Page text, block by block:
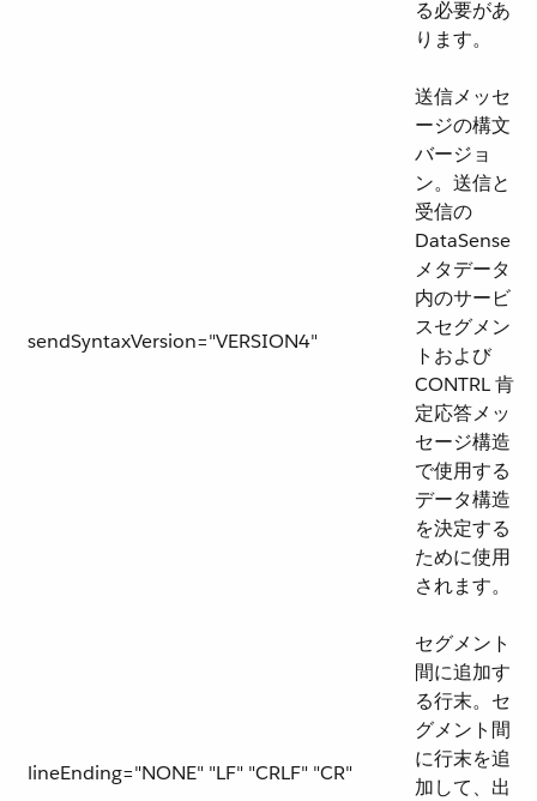
る必要があ
ります。
sendSyntaxVersion="VERSION4"
送信メッセ
ージの構文
バージョ
ン。送信と
受信の
DataSense
メタデータ
内のサービ
スセグメン
トおよび
CONTRL 肯
定応答メッ
セージ構造
で使用する
データ構造
を決定する
ために使用
されます。
lineEnding="NONE" "LF" "CRLF" "CR"
セグメント
間に追加す
る行末。セ
グメント間
に行末を追
加して、出